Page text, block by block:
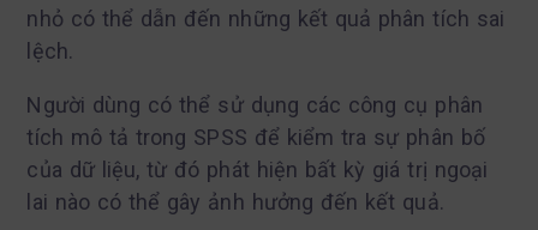
nhỏ có thể dẫn đến những kết quả phân tích sai
lệch.
Người dùng có thể sử dụng các công cụ phân
tích mô tả trong SPSS để kiểm tra sự phân bố
của dữ liệu, từ đó phát hiện bất kỳ giá trị ngoại
lai nào có thể gây ảnh hưởng đến kết quả.